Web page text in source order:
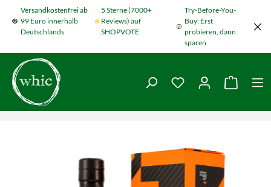
Zum Hauptinhalt springen
Versandkostenfrei ab
99 Euro innerhalb
Deutschlands
5 Sterne (7000+
Reviews) auf
SHOPVOTE
Try-Before-You-
Buy: Erst
probieren, dann
sparen
Du hast 0